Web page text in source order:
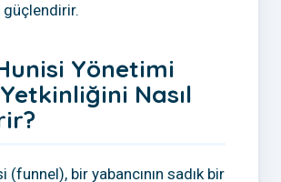
Yönetimi
Nasıl
(funnel), bir yabancının sadık bir